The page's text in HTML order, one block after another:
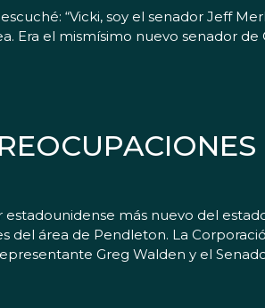
“Vicki, soy el senador Jeff
el mismísimo nuevo senador de
más nuevo del
área de Pendleton. La
Greg Walden y el